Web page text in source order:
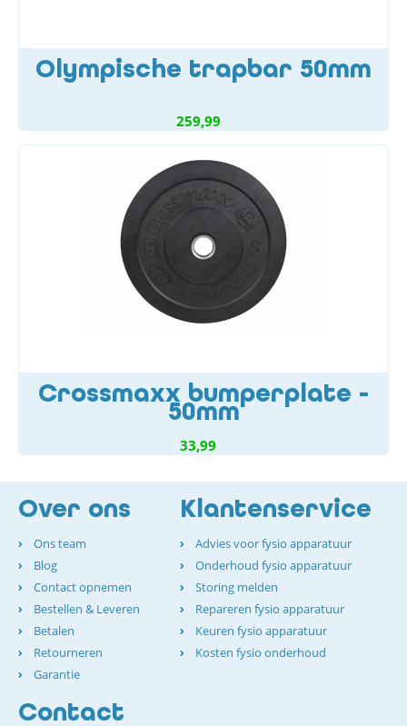
Olympische trapbar 50mm
259,99
Crossmaxx bumperplate -
50mm
33,99
Over ons
Ons team
Blog
Contact opnemen
Bestellen & Leveren
Betalen
Retourneren
Garantie
Klantenservice
Advies voor fysio apparatuur
Onderhoud fysio apparatuur
Storing melden
Repareren fysio apparatuur
Keuren fysio apparatuur
Kosten fysio onderhoud
Contact